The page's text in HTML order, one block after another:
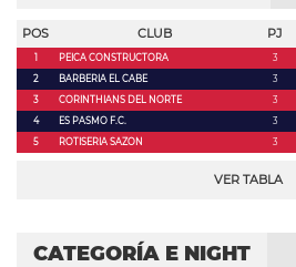
POS CLUB PJ
1 PEICA CONSTRUCTORA 3
2
BARBERIA EL CABE 3
3
CORINTHIANS DEL NORTE 3
4
ES PASMO F.C. 3
5
ROTISERIA SAZON 3
VER TABLA
CATEGORÍA E NIGHT